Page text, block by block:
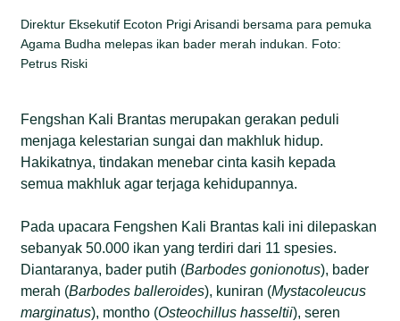
Direktur Eksekutif Ecoton Prigi Arisandi bersama para pemuka
Agama Budha melepas ikan bader merah indukan. Foto:
Petrus Riski
Fengshan Kali Brantas merupakan gerakan peduli
menjaga kelestarian sungai dan makhluk hidup.
Hakikatnya, tindakan menebar cinta kasih kepada
semua makhluk agar terjaga kehidupannya.
Pada upacara Fengshen Kali Brantas kali ini dilepaskan
sebanyak 50.000 ikan yang terdiri dari 11 spesies.
Diantaranya, bader putih (Barbodes gonionotus), bader
merah (Barbodes balleroides), kuniran (Mystacoleucus
marginatus), montho (Osteochillus hasseltii), seren